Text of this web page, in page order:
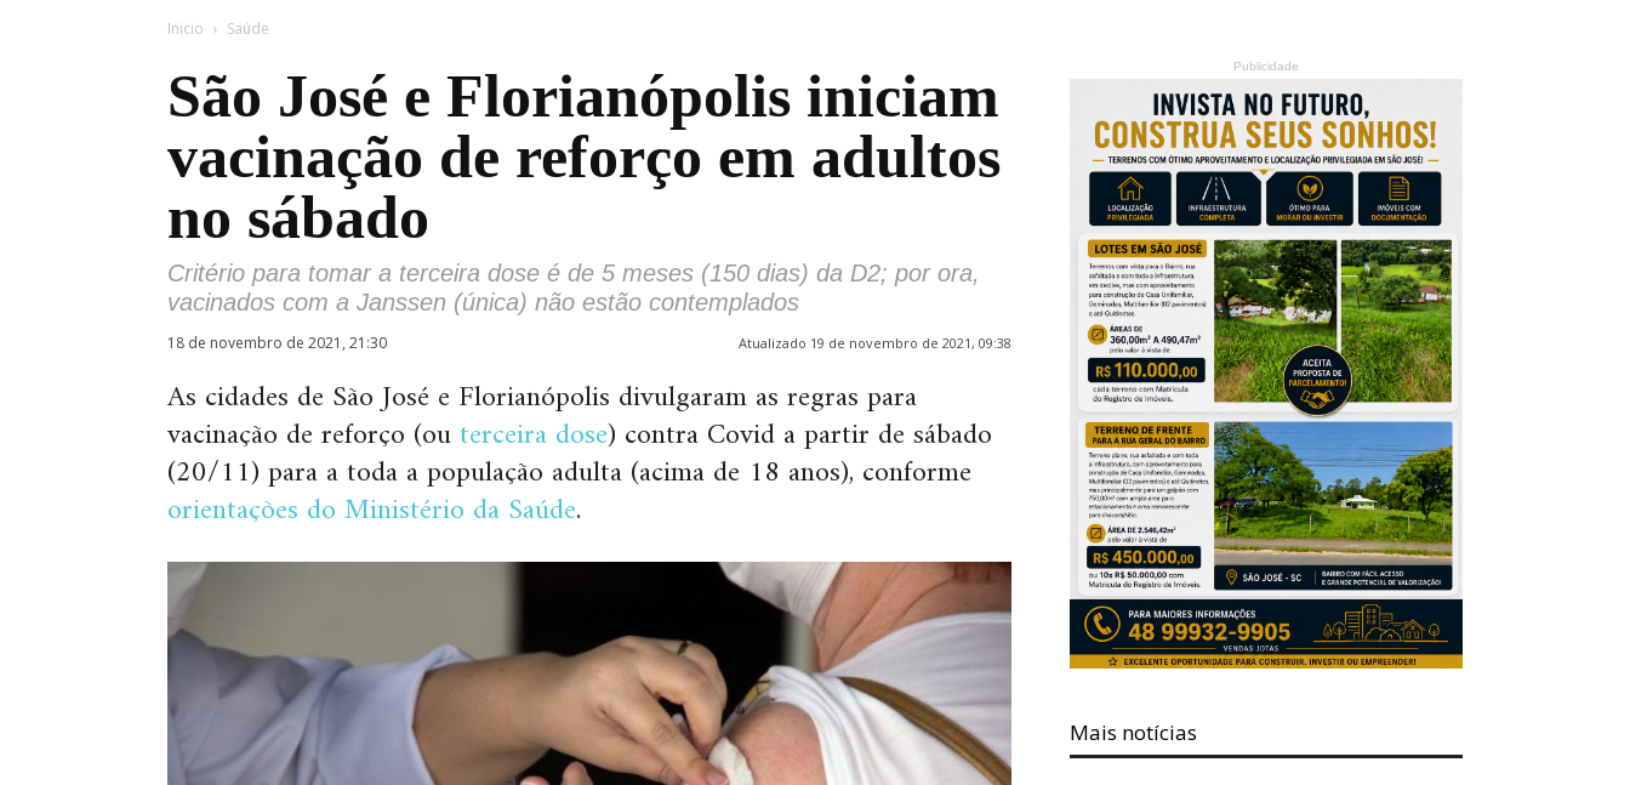
Inicio Saúde
São José e Florianópolis iniciam
vacinação de reforço em adultos
no sábado
Critério para tomar a terceira dose é de 5 meses (150 dias) da D2; por ora,
vacinados com a Janssen (única) não estão contemplados
18 de novembro de 2021, 21:30 Atualizado 19 de novembro de 2021, 09:38
As cidades de São José e Florianópolis divulgaram as regras para
vacinação de reforço (outerceira dose) contra Covid a partir de sábado
(20/11) para a toda a população adulta (acima de 18 anos), conforme
orientações do Ministério da Saúde.
Publicidade
Mais notícias